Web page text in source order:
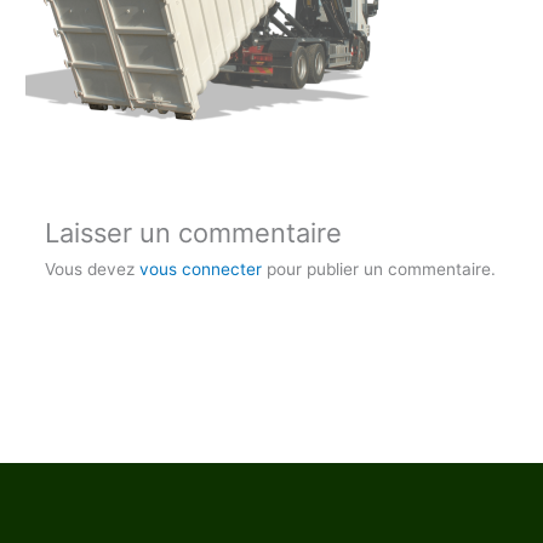
Laisser un commentaire
Vous devez vous connecterpour publier un commentaire.